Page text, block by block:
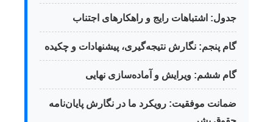
جدول: اشتباهات رایج و راهکارهای اجتناب
گام پنجم: نگارش نتیجه‌گیری، پیشنهادات و چکیده
گام ششم: ویرایش و آماده‌سازی نهایی
ضمانت موفقیت: رویکرد ما در نگارش پایان‌نامه